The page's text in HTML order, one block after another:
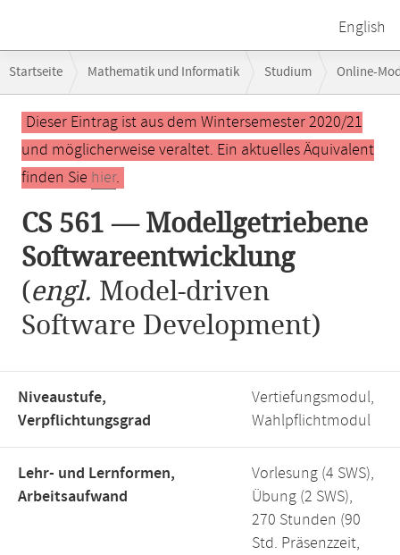
English
Navigation
Startseite Mathematik und Informatik Studium Online-
CS 561 — Modellgetriebene Softwareentwicklung
Hauptinhalt
Dieser Eintrag ist aus dem Wintersemester 2020/21
und möglicherweise veraltet. Ein aktuelles Äquivalent
finden Sie hier.
CS 561 — Modellgetriebene
Softwareentwicklung
(engl. Model-driven
Software Development)
Niveaustufe,
Verpflichtungsgrad
Vertiefungsmodul,
Wahlpflichtmodul
Lehr- und Lernformen,
Arbeitsaufwand
Vorlesung (4 SWS),
Übung (2 SWS),
270 Stunden (90
Std. Präsenzzeit,